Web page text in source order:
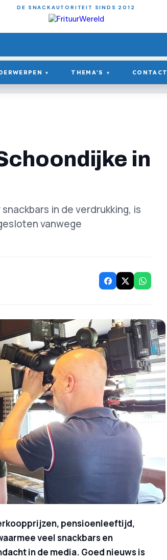
DE SNACKAUTORITEIT SINDS 2012
▾ THEMA'S ▾ CONTACT
in
in de verdrukking, is
vanwege
pensioenleeftijd,
veel snackbars en
in de media. Goed nieuws is